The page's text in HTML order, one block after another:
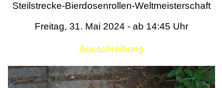
Literatur
Termine
Steilstrecke-Bierdosenrollen-Weltmeisterschaft
Freitag, 31. Mai 2024 - ab 14:45 Uhr
Ausschreibung